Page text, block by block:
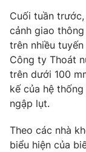
Liên hệ quảng
Cuối tuần
cảnh giao
trên nhiều
Công ty Thoát
trên dưới 100
kế của hệ
ngập lụt.
Theo các nhà
biểu hiện của